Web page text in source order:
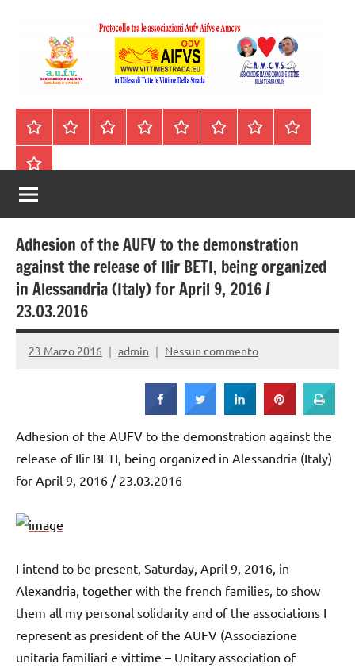
contenuto
A.I.F.V.S.
–
Associazione
Italiana
Familiari
e
Vittime
della
Strada
difesa
di
tutte
vittime
della
strada
HomepageSegnalazioni
Nord
Centro
Sud
ContattiIncidenti
Il
Archivio
Adhesion of the AUFV to the demonstration
against the release of Ilir BETI, being organized
in Alessandria (Italy) for April 9, 2016 /
23.03.2016
23 Marzo 2016 admin Nessun commento
Adhesion of the AUFV to the demonstration against the
release of Ilir BETI, being organized in Alessandria (Italy)
for April 9, 2016 / 23.03.2016
I intend to be present, Saturday, April 9, 2016, in
Alexandria, together with the french families, to show
them all my personal solidarity and of the associations I
represent as president of the AUFV (Associazione
unitaria familiari e vittime – Unitary association of